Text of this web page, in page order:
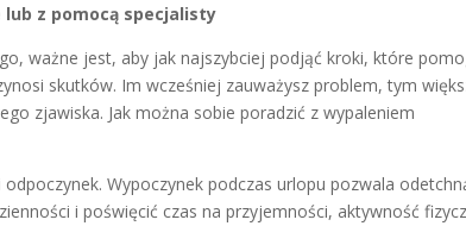
z pomocą specjalisty
ważne jest, aby jak najszybciej podjąć kroki, które
skutków. Im wcześniej zauważysz problem, tym
zjawiska. Jak można sobie poradzić z wypaleniem
Wypoczynek podczas urlopu pozwala
i poświęcić czas na przyjemności, aktywność